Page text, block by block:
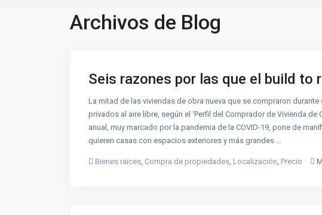
Archivos de Blog
Seis razones por las que el build to
La mitad de las viviendas de obra nueva que se compraron
privados al aire libre, según el ‘Perfil del Comprador de Vivienda de
anual, muy marcado por la pandemia de la COVID-19, pone de
quieren casas con espacios exteriores y más grandes …
Bienes raíces, Compra de propiedades, Localización, Precio